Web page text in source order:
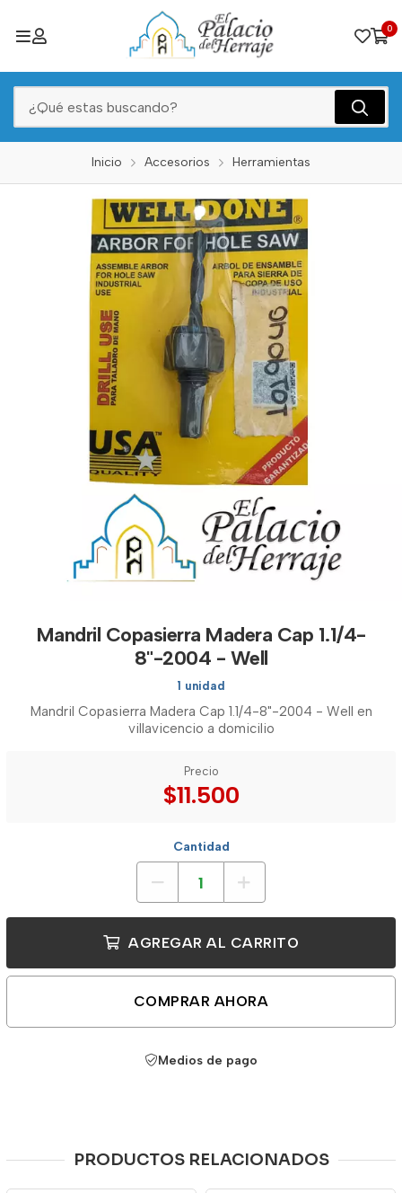
0
Inicio Accesorios Herramientas
Mandril Copasierra Madera Cap 1.1/4-
8"-2004 - Well
1 unidad
Mandril Copasierra Madera Cap 1.1/4-8"-2004 - Well en
villavicencio a domicilio
Precio
$11.500
Cantidad
AGREGAR AL CARRITO
COMPRAR AHORA
Medios de pago
PRODUCTOS RELACIONADOS